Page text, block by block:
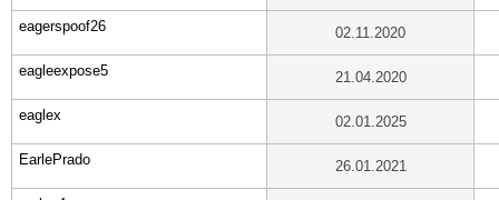
eagerspoof26 02.11.2020
eagleexpose5 21.04.2020
eaglex 02.01.2025
EarlePrado 26.01.2021